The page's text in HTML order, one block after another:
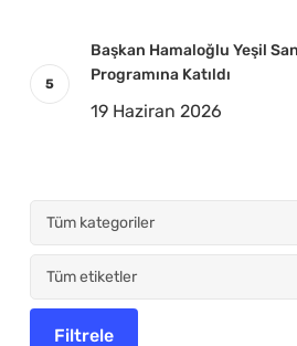
Başkan Hamaloğlu Yeşil
Programına Katıldı
19 Haziran 2026